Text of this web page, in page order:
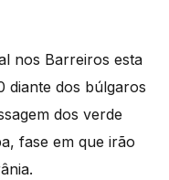
nos Barreiros esta
diante dos búlgaros
dos verde
fase em que irão